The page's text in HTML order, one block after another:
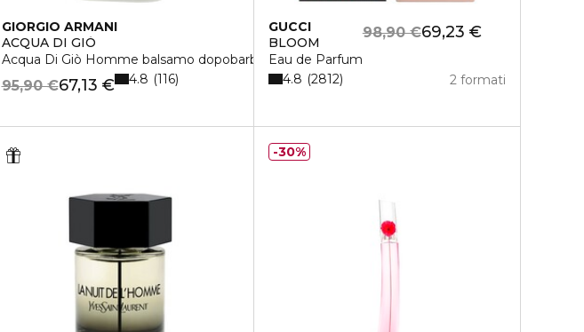
GIORGIO ARMANI
ACQUA DI GIÒ
Acqua Di Giò Homme balsamo dopobarba
67,13 €
95,90 € 4.8 116
GUCCI
BLOOM
Eau de Parfum
69,23 €
98,90 €
2 formati
4.8 2812
30%